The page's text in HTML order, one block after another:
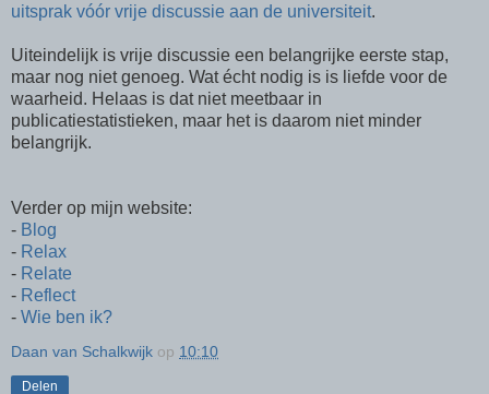
uitsprak vóór vrije discussie aan de universiteit.
Uiteindelijk is vrije discussie een belangrijke eerste stap,
maar nog niet genoeg. Wat écht nodig is is liefde voor de
waarheid. Helaas is dat niet meetbaar in
publicatiestatistieken, maar het is daarom niet minder
belangrijk.
Verder op mijn website:
- Blog
- Relax
- Relate
- Reflect
- Wie ben ik?
Daan van Schalkwijk op 10:10
Delen